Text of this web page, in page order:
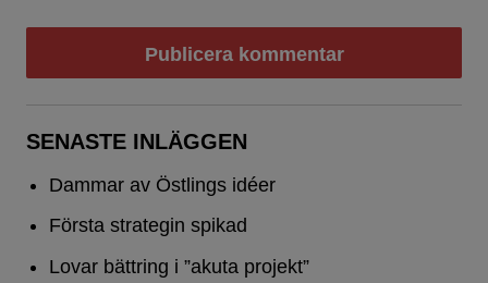
SENASTE INLÄGGEN
Dammar av Östlings idéer
Första strategin spikad
Lovar bättring i ”akuta projekt”